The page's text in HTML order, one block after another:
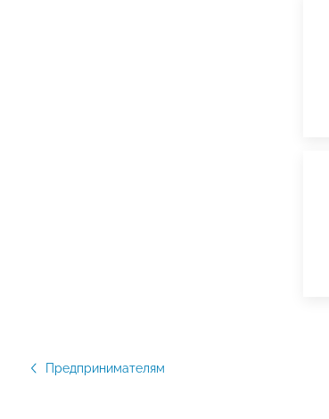
Предпринимателям